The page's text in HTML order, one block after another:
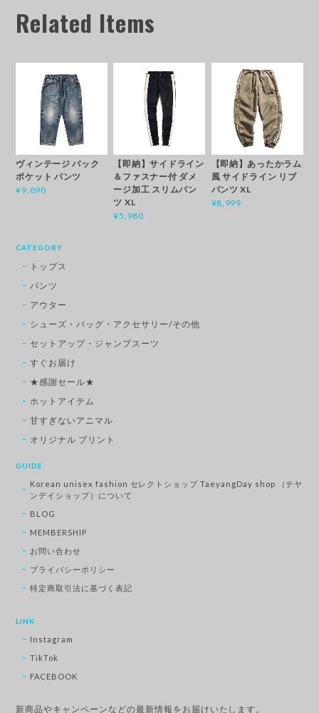
Related Items
ヴィンテージ バック
ポケット パンツ
¥9,890
【即納】サイドライン
＆ファスナー付 ダメ
ージ加工 スリムパン
ツ XL
¥5,980
【即納】あったかラム
風 サイドライン リブ
パンツ XL
¥8,999
CATEGORY
トップス
パンツ
アウター
シューズ・バッグ・アクセサリー/その他
セットアップ・ジャンプスーツ
すぐお届け
★感謝セール★
ホットアイテム
甘すぎないアニマル
オリジナル プリント
GUIDE
Korean unisex fashion セレクトショップ TaeyangDay shop （テヤ
ンデイショップ）について
BLOG
MEMBERSHIP
お問い合わせ
プライバシーポリシー
特定商取引法に基づく表記
LINK
Instagram
TikTok
FACEBOOK
新商品やキャンペーンなどの最新情報をお届けいたします。